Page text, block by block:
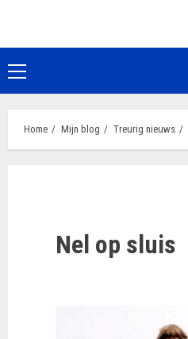
de
inhoudPrimair
menu
Home Mijn blog Treurig nieuws
Nel op sluis